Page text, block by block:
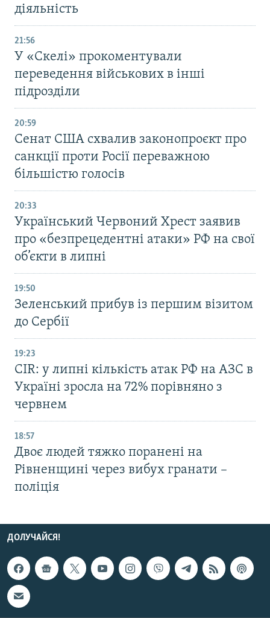
діяльність
21:56
У «Скелі» прокоментували
переведення військових в інші
підрозділи
20:59
Cенат США схвалив законопроєкт про
санкції проти Росії переважною
більшістю голосів
20:33
Український Червоний Хрест заявив
про «безпрецедентні атаки» РФ на свої
об’єкти в липні
19:50
Зеленський прибув із першим візитом
до Сербії
19:23
CIR: у липні кількість атак РФ на АЗС в
Україні зросла на 72% порівняно з
червнем
18:57
Двоє людей тяжко поранені на
Рівненщині через вибух гранати –
поліція
ДОЛУЧАЙСЯ!